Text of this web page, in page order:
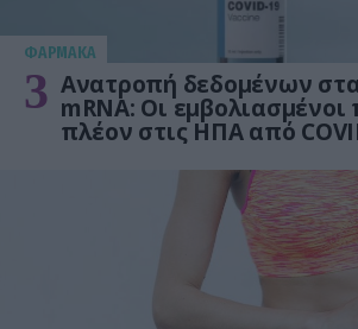
ΦΑΡΜΑΚΑ
3 Ανατροπή δεδομένων
mRNA: Οι εμβολιασμένοι
πλέον στις ΗΠΑ από